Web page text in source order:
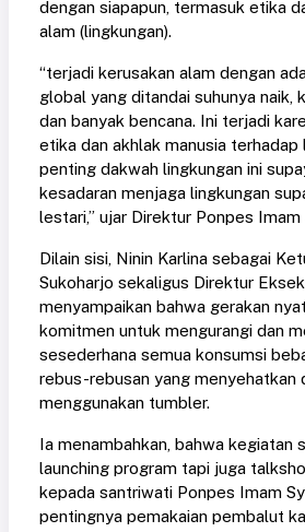
dengan siapapun, termasuk etika
alam (lingkungan).
“terjadi kerusakan alam dengan
global yang ditandai suhunya naik,
dan banyak bencana. Ini terjadi
etika dan akhlak manusia terhadap
penting dakwah lingkungan ini
kesadaran menjaga lingkungan
lestari,” ujar Direktur Ponpes Imam
Dilain sisi, Ninin Karlina sebagai
Sukoharjo sekaligus Direktur
menyampaikan bahwa gerakan
komitmen untuk mengurangi dan
sesederhana semua konsumsi
rebus-rebusan yang menyehatkan
menggunakan tumbler.
Ia menambahkan, bahwa kegiatan
launching program tapi juga
kepada santriwati Ponpes Imam
pentingnya pemakaian pembalut